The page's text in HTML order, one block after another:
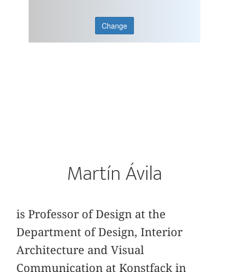
Change
Martín Ávila
is Professor of Design at the
Department of Design, Interior
Architecture and Visual
Communication at Konstfack in